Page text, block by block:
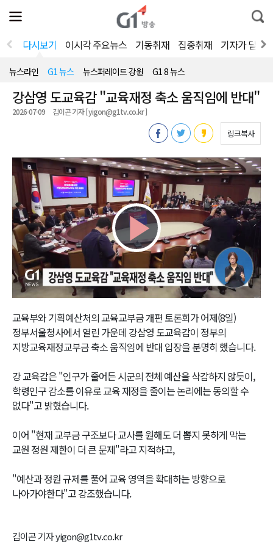
전
체
뉴
열
통
합
색
다시보기 이시각 주요뉴스 기동취재 집중취재 기자가 달려
뉴스라인 G1 뉴스 뉴스퍼레이드 강원 G1 8 뉴스
강삼영 도교육감 "교육재정 축소 움직임에 반대"
2026-07-09 김이곤 기자 [ yigon@g1tv.co.kr ]
링크복사
Play
Video
교육부와 기획예산처의 교육교부금 개편 토론회가 어제(8일)
정부서울청사에서 열린 가운데 강삼영 도교육감이 정부의
지방교육재정교부금 축소 움직임에 반대 입장을 분명히 했습니다.
강 교육감은 "인구가 줄어든 시군의 전체 예산을 삭감하지 않듯이,
학령인구 감소를 이유로 교육 재정을 줄이는 논리에는 동의할 수
없다"고 밝혔습니다.
이어 "현재 교부금 구조보다 교사를 원해도 더 뽑지 못하게 막는
교원 정원 제한이 더 큰 문제"라고 지적하고,
"예산과 정원 규제를 풀어 교육 영역을 확대하는 방향으로
나아가야한다"고 강조했습니다.
김이곤 기자 yigon@g1tv.co.kr